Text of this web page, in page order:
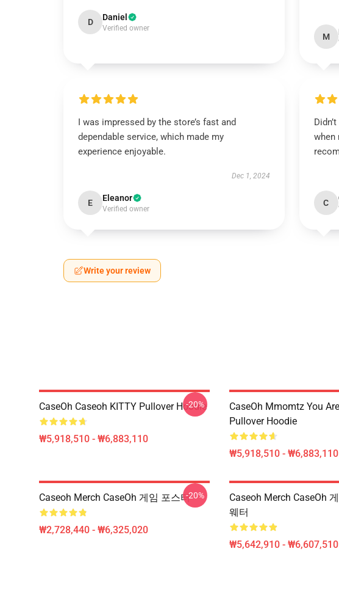
D Daniel
Verified owner
M
I was impressed by the store’s fast and
dependable service, which made my
experience enjoyable.
Dec 1, 2024
E Eleanor
Verified owner
when
C
Write your review
CaseOh Caseoh KITTY Pullover Hoodie
₩5,918,510 - ₩6,883,110
-20%
CaseOh Mmomtz You
Pullover Hoodie
₩5,918,510 - ₩6,883,110
Caseoh Merch CaseOh 게임 포스터
₩2,728,440 - ₩6,325,020
-20%
Caseoh Merch CaseOh
웨터
₩5,642,910 - ₩6,607,510